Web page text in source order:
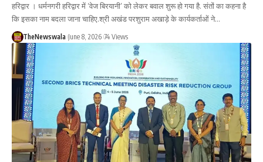
हरिद्वार । धर्मनगरी हरिद्वार में ‘वेज बिरयानी’ को लेकर बवाल शुरू हो गया है. संतों का कहना है
कि इसका नाम बदला जाना चाहिए.श्री अखंड परशुराम अखाड़े के कार्यकर्ताओं ने…
TheNewswala June 8, 2026 74 Views